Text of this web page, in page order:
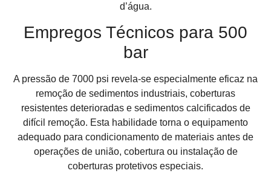
d’água.
Empregos Técnicos para 500
bar
A pressão de 7000 psi revela-se especialmente eficaz na
remoção de sedimentos industriais, coberturas
resistentes deterioradas e sedimentos calcificados de
difícil remoção. Esta habilidade torna o equipamento
adequado para condicionamento de materiais antes de
operações de união, cobertura ou instalação de
coberturas protetivos especiais.